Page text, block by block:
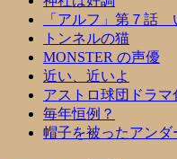
「アルフ」第７話
トンネルの猫
MONSTER の声優
近い、近いよ
アストロ球団ドラ
毎年恒例？
帽子を被ったアンダ